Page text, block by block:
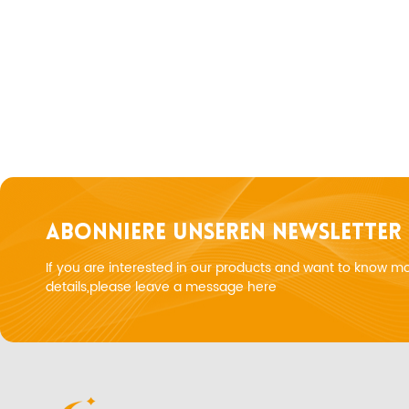
ABONNIERE UNSEREN NEWSLETTER
If you are interested in our products and want to know
details,please leave a message here